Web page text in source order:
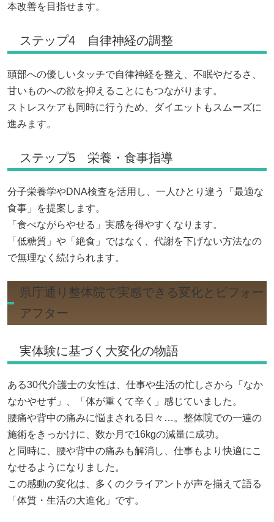
本改善を目指せます。
ステップ4 自律神経の調整
頭部への優しいタッチで自律神経を整え、不眠やだるさ、
甘いものへの欲を抑えることにもつながります。
ストレスケアも同時に行うため、ダイエットもスムーズに
進みます。
ステップ5 栄養・食事指導
分子栄養学やDNA検査を活用し、一人ひとり違う「最適な
食事」を提案します。
「食べながらやせる」実感を得やすくなります。
「低糖質」や「絶食」ではなく、代謝を下げない方法なの
で無理なく続けられます。
県庁通り整体院で実感できる変化とビフォー
アフター
実体験に基づく大変化の物語
ある30代介護士の女性は、仕事や生活の忙しさから「なか
なかやせず」、「体が重くて辛く」感じていました。
腰痛や背中の痛みに悩まされる日々…。整体院での一連の
施術をきっかけに、数か月で16kgの減量に成功。
と同時に、腰や背中の痛みも解消し、仕事もより快適にこ
なせるようになりました。
この感動の変化は、多くのクライアントが声を揃えて語る
「体質・生活の大進化」です。